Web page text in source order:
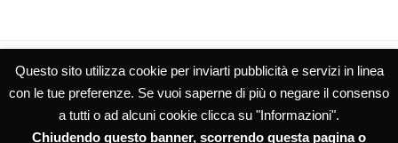
Studio Biganzoli SRL – Amministrazioni Condominiali © 2026. Tutti i
Questo sito utilizza cookie per inviarti pubblicità e servizi in linea
con le tue preferenze. Se vuoi saperne di più o negare il consenso
a tutti o ad alcuni cookie clicca su "Informazioni".
Chiudendo questo banner, scorrendo questa pagina o